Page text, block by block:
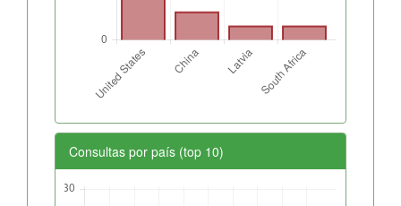
Consultas por país (top 10)